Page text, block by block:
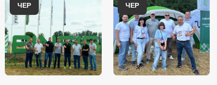
ЧЕР ЧЕР